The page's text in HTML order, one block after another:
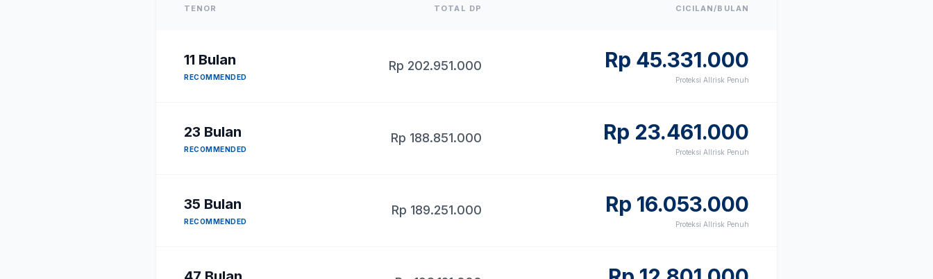
TENOR TOTAL DP CICILAN/BULAN
11 Bulan
RECOMMENDED
Rp 202.951.000 Rp 45.331.000
Proteksi Allrisk Penuh
23 Bulan
RECOMMENDED
Rp 188.851.000 Rp 23.461.000
Proteksi Allrisk Penuh
35 Bulan
RECOMMENDED
Rp 189.251.000 Rp 16.053.000
Proteksi Allrisk Penuh